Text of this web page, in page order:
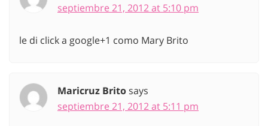
septiembre 21, 2012 at 5:10 pm
le di click a google+1 como Mary Brito
Maricruz Britosays
septiembre 21, 2012 at 5:11 pm